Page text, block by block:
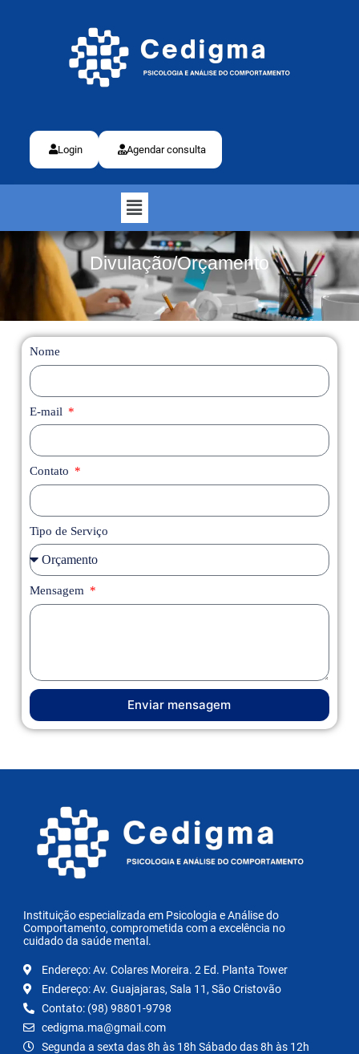
Login Agendar consulta
Divulação/Orçamento
Nome
E-mail
Contato
Tipo de Serviço
Mensagem
Enviar mensagem
Instituição especializada em Psicologia e Análise do
Comportamento, comprometida com a excelência no
cuidado da saúde mental.
Endereço: Av. Colares Moreira. 2 Ed. Planta Tower
Endereço: Av. Guajajaras, Sala 11, São Cristovão
Contato: (98) 98801-9798
cedigma.ma@gmail.com
Segunda a sexta das 8h às 18h Sábado das 8h às 12h